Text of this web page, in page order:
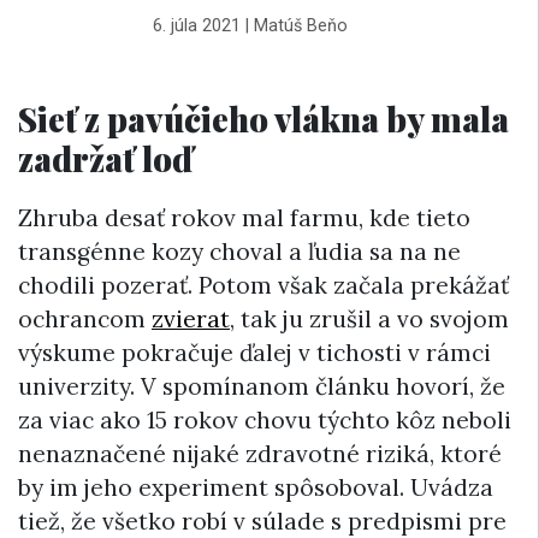
6. júla 2021 Matúš Beňo
Sieť z pavúčieho vlákna by mala
zadržať loď
Zhruba desať rokov mal farmu, kde tieto
transgénne kozy choval a ľudia sa na ne
chodili pozerať. Potom však začala prekážať
ochrancom zvierat, tak ju zrušil a vo svojom
výskume pokračuje ďalej v tichosti v rámci
univerzity. V spomínanom článku hovorí, že
za viac ako 15 rokov chovu týchto kôz neboli
nenaznačené nijaké zdravotné riziká, ktoré
by im jeho experiment spôsoboval. Uvádza
tiež, že všetko robí v súlade s predpismi pre